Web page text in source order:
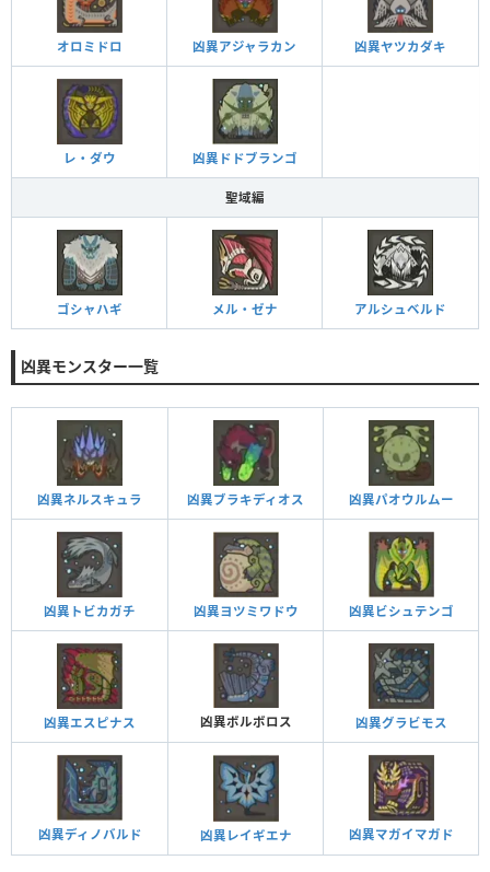
オロミドロ 凶異アジャラカン 凶異ヤツカダキ
レ・ダウ 凶異ドドブランゴ
聖域編
ゴシャハギ メル・ゼナ アルシュベルド
凶異モンスター一覧
凶異ネルスキュラ 凶異ブラキディオス 凶異パオウルムー
凶異トビカガチ 凶異ヨツミワドウ 凶異ビシュテンゴ
凶異エスピナス 凶異ボルボロス 凶異グラビモス
凶異ディノバルド 凶異レイギエナ 凶異マガイマガド